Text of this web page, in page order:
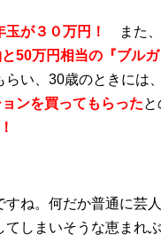
玉が３０万円！
また、
50万円相当の『ブル
らい、30歳のときには、
ンを買ってもらった
すね。何だか普通に芸
てしまいそうな恵まれ